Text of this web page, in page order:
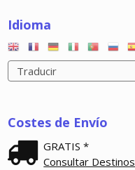
Idioma
Costes de Envío
GRATIS *
Consultar Destinos